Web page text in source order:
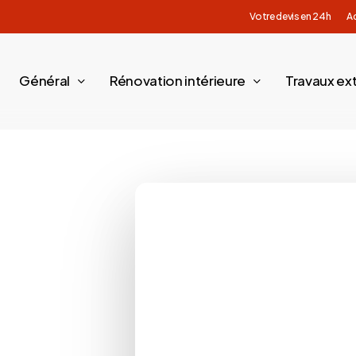
Votre devis en 24h
Général Rénovation intérieure Travaux